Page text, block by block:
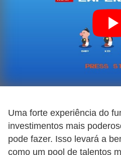
Uma forte experiência do
investimentos mais
pode fazer. Isso levará a
como um pool de talentos